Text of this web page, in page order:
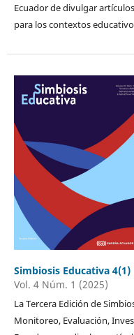
Ecuador de divulgar
para los contextos
Simbiosis Educativa 4(1)
Vol. 4 Núm. 1 (2025)
La Tercera Edición de
Monitoreo, Evaluación,